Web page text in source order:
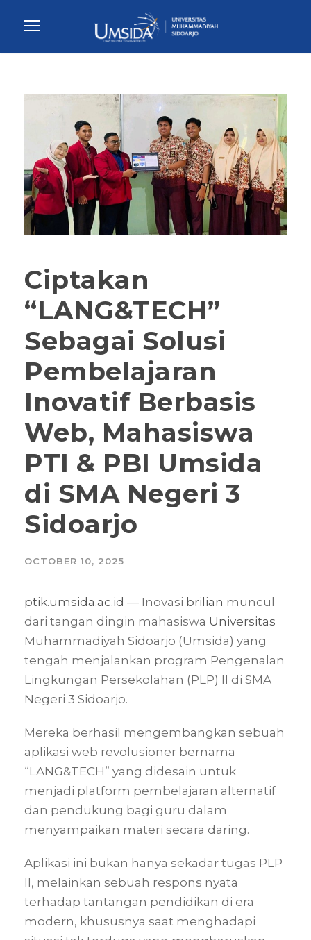
Ciptakan
“LANG&TECH”
Sebagai Solusi
Pembelajaran
Inovatif Berbasis
Web, Mahasiswa
PTI & PBI Umsida
di SMA Negeri 3
Sidoarjo
OCTOBER 10, 2025
ptik.umsida.ac.id — Inovasi brilian muncul
dari tangan dingin mahasiswa Universitas
Muhammadiyah Sidoarjo (Umsida) yang
tengah menjalankan program Pengenalan
Lingkungan Persekolahan (PLP) II di SMA
Negeri 3 Sidoarjo.
Mereka berhasil mengembangkan sebuah
aplikasi web revolusioner bernama
“LANG&TECH” yang didesain untuk
menjadi platform pembelajaran alternatif
dan pendukung bagi guru dalam
menyampaikan materi secara daring.
Aplikasi ini bukan hanya sekadar tugas PLP
II, melainkan sebuah respons nyata
terhadap tantangan pendidikan di era
modern, khususnya saat menghadapi